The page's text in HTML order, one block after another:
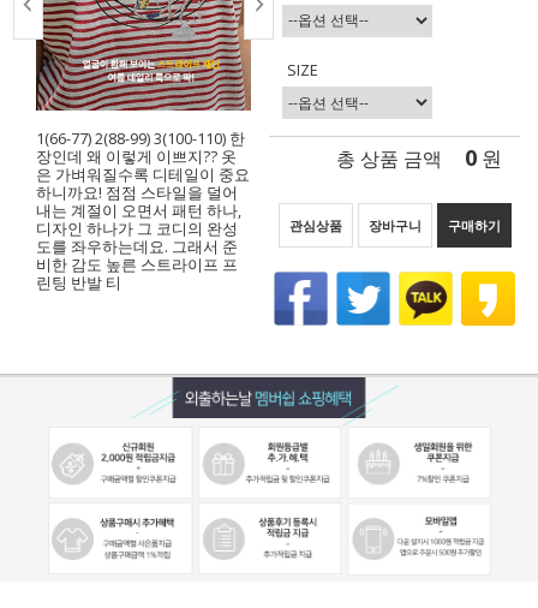
1(66-77) 2(88-99) 3(100-110) 한
장인데 왜 이렇게 이쁘지?? 옷
은 가벼워질수록 디테일이 중요
하니까요! 점점 스타일을 덜어
내는 계절이 오면서 패턴 하나,
디자인 하나가 그 코디의 완성
도를 좌우하는데요. 그래서 준
비한 감도 높른 스트라이프 프
린팅 반발 티
SIZE
총 상품 금액 0 원
관심상품 장바구니 구매하기